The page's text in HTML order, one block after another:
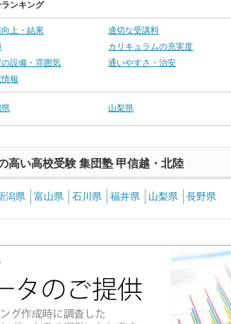
ンキング
向上・結果 適切な受講料
カリキュラムの充実度
設備・雰囲気
通いやすさ・治安
情報
山梨県
い高校受験 集団塾 甲信越・北陸
潟県 富山県 石川県 福井県 山梨県 長野県